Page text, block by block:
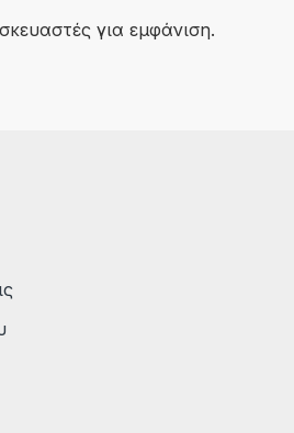
για εμφάνιση.